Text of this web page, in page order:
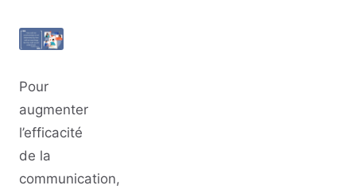
Pour
augmenter
l’efficacité
de la
communication,